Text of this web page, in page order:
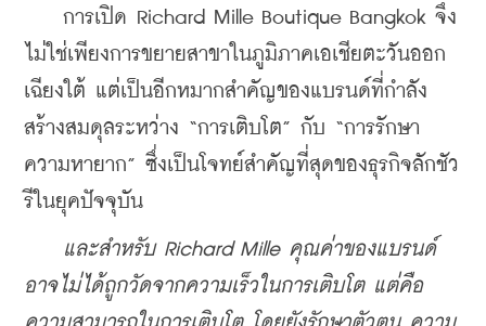
การเปิด Richard Mille Boutique Bangkok จึง
ไม่ใช่เพียงการขยายสาขาในภูมิภาคเอเชียตะวันออก
เฉียงใต้ แต่เป็นอีกหมากสำคัญของแบรนด์ที่กำลัง
สร้างสมดุลระหว่าง “การเติบโต” กับ “การรักษา
ความหายาก” ซึ่งเป็นโจทย์สำคัญที่สุดของธุรกิจลักชัว
รีในยุคปัจจุบัน
และสำหรับ Richard Mille คุณค่าของแบรนด์
อาจไม่ได้ถูกวัดจากความเร็วในการเติบโต แต่คือ